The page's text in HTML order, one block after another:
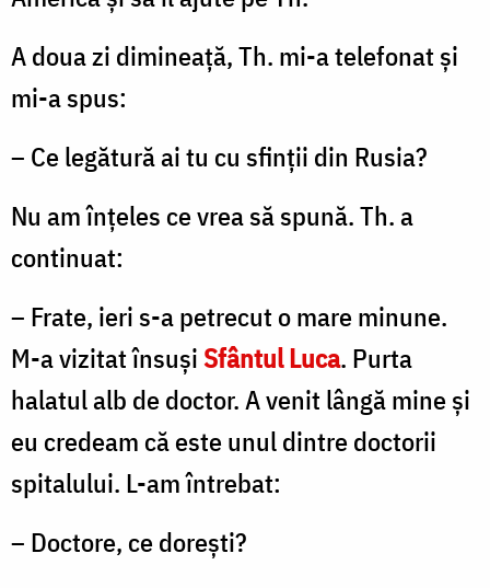
A doua zi dimineaţă, Th. mi-a telefonat şi
mi-a spus:
– Ce legătură ai tu cu sfinţii din Rusia?
Nu am înţeles ce vrea să spună. Th. a
continuat:
– Frate, ieri s-a petrecut o mare minune.
M-a vizitat însuşiSfântul Luca. Purta
halatul alb de doctor. A ve­nit lângă mine şi
eu credeam că este unul dintre doc­torii
spitalului. L-am întrebat:
– Doctore, ce doreşti?